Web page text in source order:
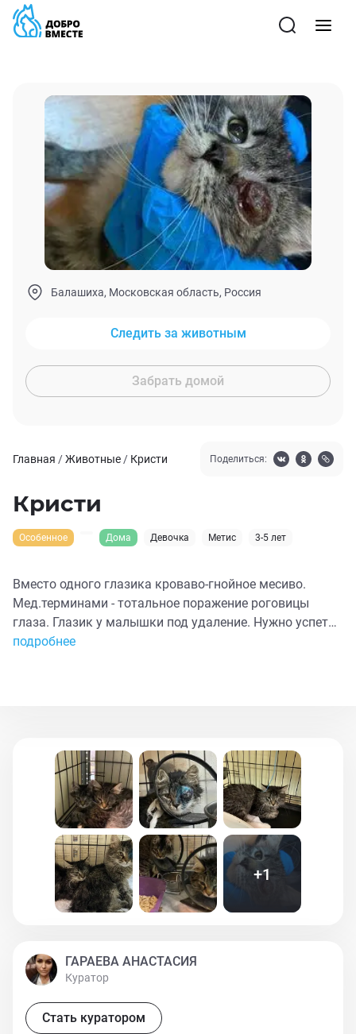
Балашиха, Московская область, Россия
Следить за животным
Забрать домой
Главная /Животные / Кристи Поделиться:
Кристи
Особенное Дома Девочка Метис 3-5 лет
Вместо одного глазика кроваво-гнойное месиво.
Мед.терминами - тотальное поражение роговицы
глаза. Глазик у малышки под удаление. Нужно успеть
спасти второй, Нужна помощь в оплате операции и
подробнее
+1
ГАРАЕВА АНАСТАСИЯ
Куратор
Стать куратором